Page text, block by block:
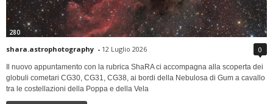
280
shara.astrophotography - 12 Luglio 2026 0
Il nuovo appuntamento con la rubrica ShaRA ci accompagna alla scoperta dei
globuli cometari CG30, CG31, CG38, ai bordi della Nebulosa di Gum a cavallo
tra le costellazioni della Poppa e della Vela